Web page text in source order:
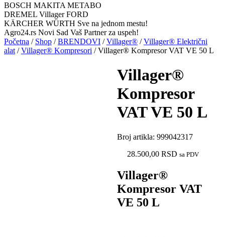
BOSCH MAKITA METABO
DREMEL Villager FORD
KÄRCHER WÜRTH Sve na jednom mestu!
Agro24.rs Novi Sad Vaš Partner za uspeh!
Početna / Shop /BRENDOVI /Villager® /Villager® Električni
alat /Villager® Kompresori / Villager® Kompresor VAT VE 50 L
Villager®
Kompresor
VAT VE 50 L
Broj artikla: 999042317
28.500,00 RSD sa PDV
Villager®
Kompresor VAT
VE 50 L